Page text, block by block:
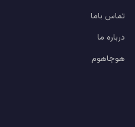
تماس باما
درباره ما
هوجاهوم